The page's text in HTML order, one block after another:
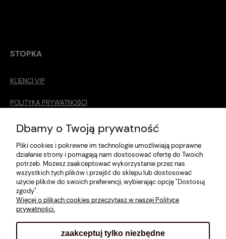
STOPKA
KLIENCI VIP
POLITYKA PRYWATNOŚCI
O MNIE
ROZMIARÓWKA [cm]
REGULAMIN
METODY PŁATNOŚCI
Dbamy o Twoją prywatność
Pliki cookies i pokrewne im technologie umożliwiają poprawne
działanie strony i pomagają nam dostosować ofertę do Twoich
potrzeb. Możesz zaakceptować wykorzystanie przez nas
wszystkich tych plików i przejść do sklepu lub dostosować
użycie plików do swoich preferencji, wybierając opcję "Dostosuj
zgody".
Więcej o plikach cookies przeczytasz w naszej Polityce
prywatności.
zaakceptuj tylko niezbędne